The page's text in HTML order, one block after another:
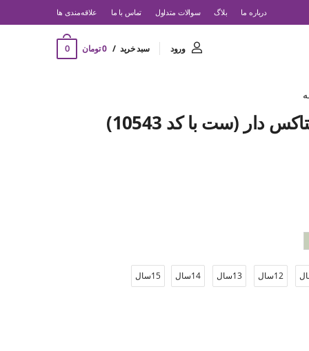
درباره ما بلاگ سوالات متداول تماس با ما ‌علاقه‌مندی ها
ورود سبد خرید 0 تومان 0
دار (ست با کد 10543)
12سال 13سال 14سال 15سال